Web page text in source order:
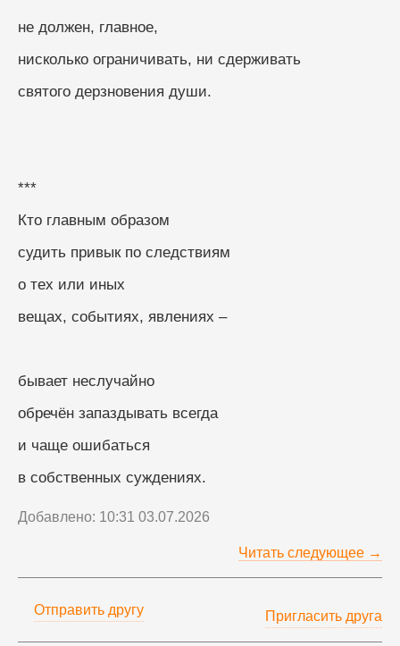
не должен, главное,
нисколько ограничивать, ни сдерживать
святого дерзновения души.
***
Кто главным образом
судить привык по следствиям
о тех или иных
вещах, событиях, явлениях –
бывает неслучайно
обречён запаздывать всегда
и чаще ошибаться
в собственных суждениях.
Добавлено: 10:31 03.07.2026
Читать следующее →
Отправить другу Пригласить друга